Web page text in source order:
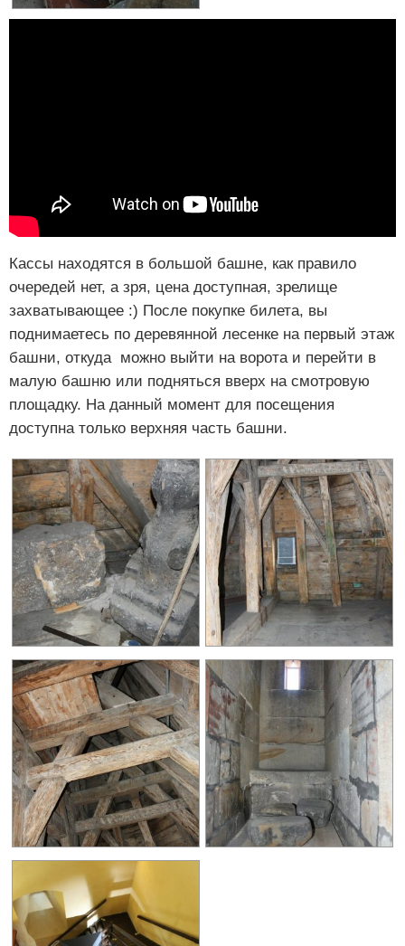
Кассы находятся в большой башне, как правило
очередей нет, а зря, цена доступная, зрелище
захватывающее :) После покупке билета, вы
поднимаетесь по деревянной лесенке на первый этаж
башни, откуда можно выйти на ворота и перейти в
малую башню или подняться вверх на смотровую
площадку. На данный момент для посещения
доступна только верхняя часть башни.